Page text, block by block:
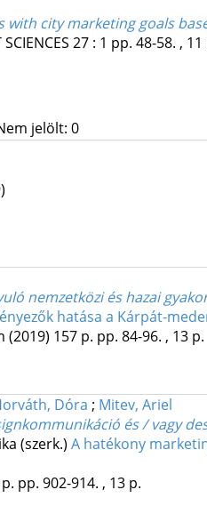
city marketing goals
27: 1 pp. 48-58. , 11
jelölt: 0
nemzetközi és hazai
hatása a Kárpát-
(2019) 157 p. pp. 84-96. , 13 p.
Dóra ; Mitev, Ariel
és / vagy
(szerk.) A hatékony
pp. 902-914. , 13 p.